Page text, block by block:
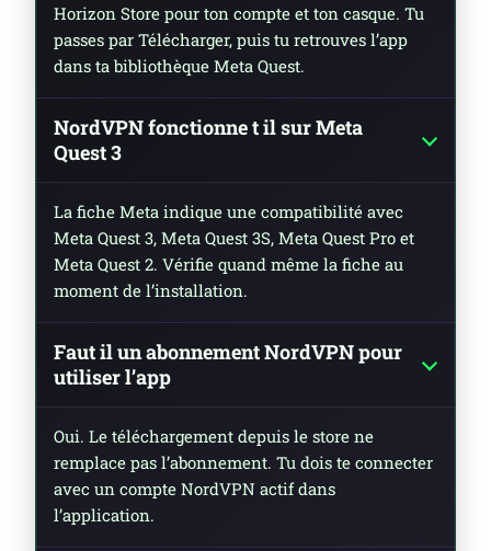
Horizon Store pour ton compte et ton casque. Tu
passes par Télécharger, puis tu retrouves l’app
dans ta bibliothèque Meta Quest.
NordVPN fonctionne t il sur Meta
Quest 3
La fiche Meta indique une compatibilité avec
Meta Quest 3, Meta Quest 3S, Meta Quest Pro et
Meta Quest 2. Vérifie quand même la fiche au
moment de l’installation.
Faut il un abonnement NordVPN pour
utiliser l’app
Oui. Le téléchargement depuis le store ne
remplace pas l’abonnement. Tu dois te connecter
avec un compte NordVPN actif dans
l’application.